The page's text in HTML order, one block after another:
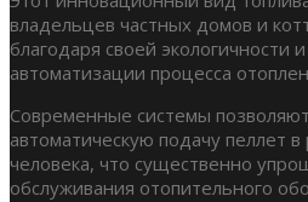
владельцев частных домов и
благодаря своей экологичности
автоматизации процесса
Современные системы
автоматическую подачу пеллет
человека, что существенно
обслуживания отопительного